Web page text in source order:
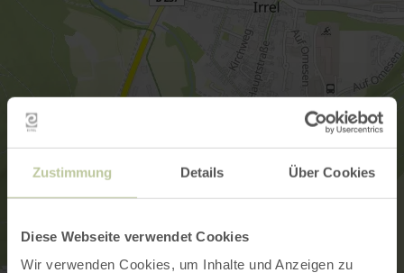
Zustimmung Details Über Cookies
Diese Webseite verwendet Cookies
Wir verwenden Cookies, um Inhalte und Anzeigen zu